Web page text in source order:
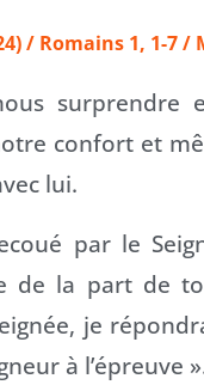
/ Romains 1, 1-7 /
surprendre
confort et
lui.
par le
de la part de
je
à l’épreuve